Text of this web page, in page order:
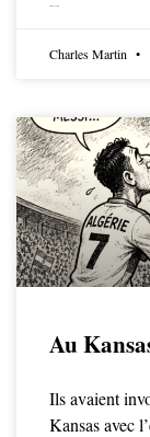
Charles Martin
Au
Ils avaient
Kansas avec